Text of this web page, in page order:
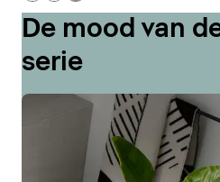
De mood van
serie